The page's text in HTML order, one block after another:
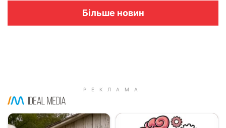
Більше новин